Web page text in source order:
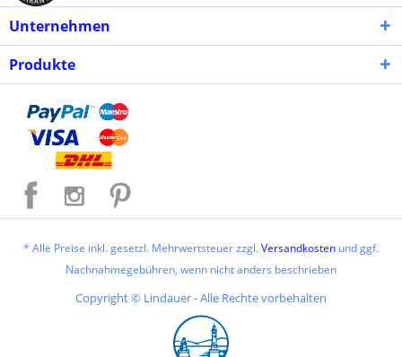
Unternehmen
Produkte
* Alle Preise inkl. gesetzl. Mehrwertsteuer zzgl.Versandkosten und ggf.
Nachnahmegebühren, wenn nicht anders beschrieben
Copyright © Lindauer - Alle Rechte vorbehalten